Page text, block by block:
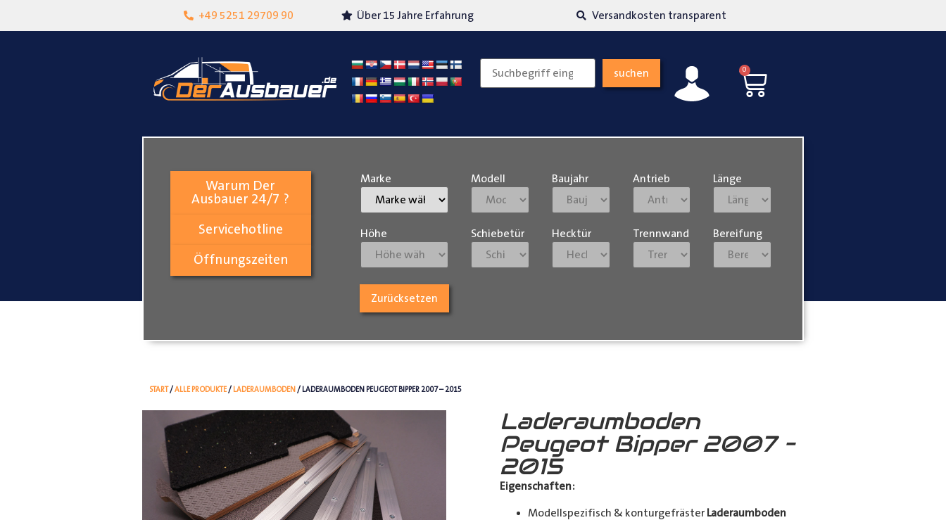
+49 5251 29709 90
Lokalgeschäft in Paderborn Über 15 Jahre Erfahrung Versandkosten transparent
suchen 0
Warum Der
Ausbauer 24/7 ?
Servicehotline
Öffnungszeiten
Marke Modell Baujahr Antrieb Länge
Höhe Schiebetür Hecktür Trennwand Bereifung
Zurücksetzen
START/ALLE PRODUKTE/ LADERAUMBODEN / LADERAUMBODEN PEUGEOT BIPPER 2007 – 2015
Laderaumboden
Peugeot Bipper 2007 –
2015
Eigenschaften:
Modellspezifisch & konturgefräster Laderaumboden